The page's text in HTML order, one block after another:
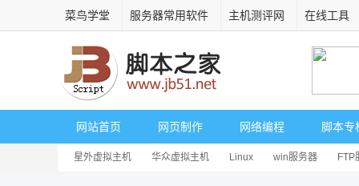
菜鸟学堂 服务器常用软件 主机测评网 在线工具
网站首页 网页制作 网络编程 脚本专
星外虚拟主机 华众虚拟主机 Linux win服务器 FTP